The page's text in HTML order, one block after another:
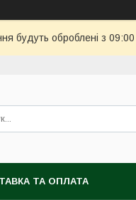
будуть оброблені з
ТА ОПЛАТА